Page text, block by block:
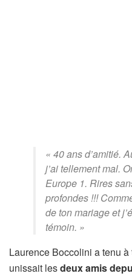
« 40 ans d’amitié.
j’ai tellement mal.
Europe 1. Rires
profondes !!!
de ton mariage et
témoin. »
Laurence Boccolini a tenu
unissait lesdeux amis